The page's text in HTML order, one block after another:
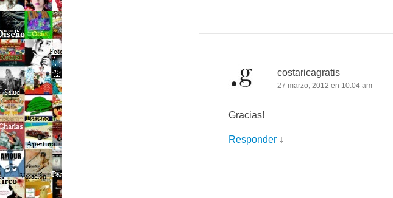
costaricagratis
27 marzo, 2012 en 10:04 am
Gracias!
Responder ↓